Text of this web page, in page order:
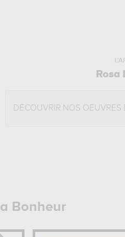
Rosa
DÉCOUVRIR NOS OEUVRES
Bonheur